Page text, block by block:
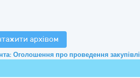
архівом
Оголошення про проведення закупівлі